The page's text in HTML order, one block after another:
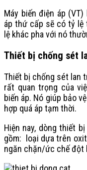
Máy biến điện áp
áp thứ cấp sẽ có tỷ lệ
lệ khác pha với nó
Thiết bị chống sét
Thiết bị chống sét lan
rất quan trọng của
biến áp. Nó giúp bảo
hợp quá áp tạm thời.
Hiện nay, dòng thiết
gồm: loại dựa trên
ngăn chặn/ức chế đột